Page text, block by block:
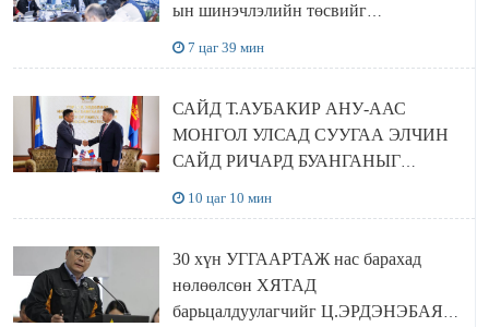
ын шинэчлэлийн төсвийг
шийдвэрлэхээр болов
7 цаг 39 мин
САЙД Т.АУБАКИР АНУ-ААС
МОНГОЛ УЛСАД СУУГАА ЭЛЧИН
САЙД РИЧАРД БУАНГАНЫГ
ХҮЛЭЭН АВЧ УУЛЗЛАА
10 цаг 10 мин
30 хүн УГГААРТАЖ нас барахад
нөлөөлсөн ХЯТАД
барьцалдуулагчийг Ц.ЭРДЭНЭБАЯР